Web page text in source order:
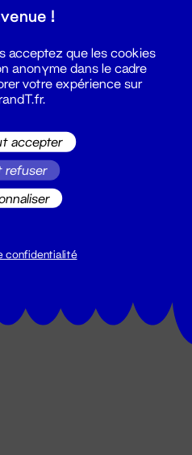
!
acceptez que les cookies
anonyme dans le cadre
votre expérience sur
accepter
refuser
confidentialité